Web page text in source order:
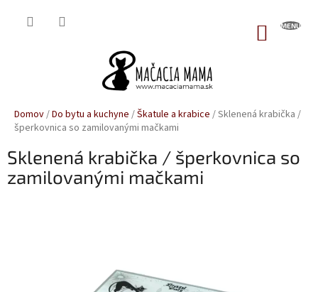
Domov/Do bytu a kuchyne /Škatule a krabice /Sklenená krabička /
šperkovnica so zamilovanými mačkami
Sklenená krabička / šperkovnica so
zamilovanými mačkami